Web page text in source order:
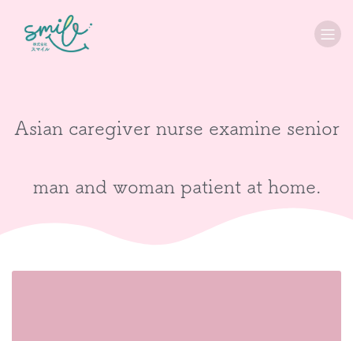
Asian caregiver nurse examine senior
man and woman patient at home.